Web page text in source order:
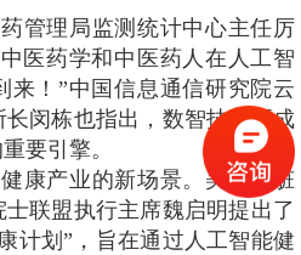
管理局监测统计中心主任厉
医药学和中医药人在人工智
来！”中国信息通信研究院云
闵栋也指出，数智技术正成
要引擎。
康产业的新场景。美国心脏
联盟执行主席魏启明提出了
计划”，旨在通过人工智能健